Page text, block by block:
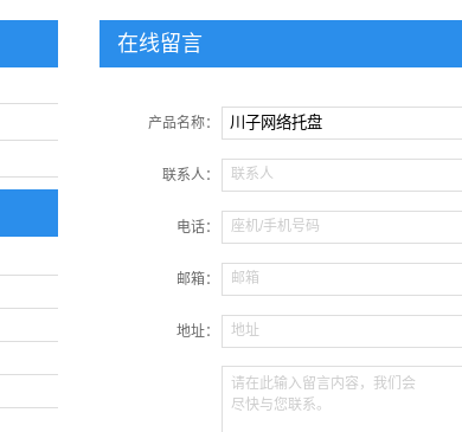
在线留言
产品名称：
联系人： 联系人
电话： 座机/手机号码
邮箱： 邮箱
地址： 地址
请在此输入留言内容，我们会
尽快与您联系。